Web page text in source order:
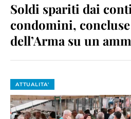
Soldi spariti dai
condomini,
dell’Arma su un
ATTUALITA'